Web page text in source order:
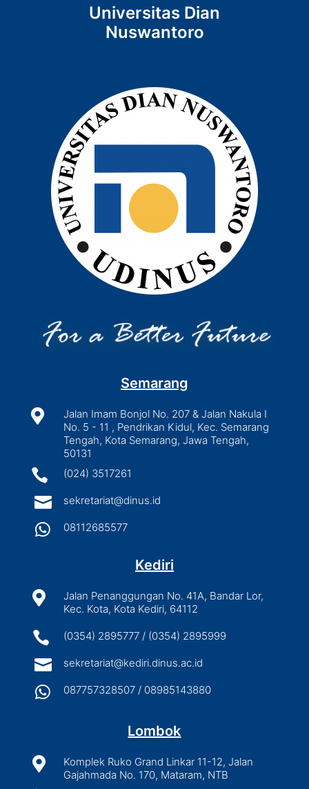
Universitas Dian
Nuswantoro
Semarang

Jalan Imam Bonjol No. 207 & Jalan Nakula I
No. 5 - 11 , Pendrikan Kidul, Kec. Semarang
Tengah, Kota Semarang, Jawa Tengah,
50131
 (024) 3517261
 sekretariat@dinus.id
 08112685577
Kediri

Jalan Penanggungan No. 41A, Bandar Lor,
Kec. Kota, Kota Kediri, 64112
 (0354) 2895777 / (0354) 2895999
 sekretariat@kediri.dinus.ac.id
 087757328507 / 08985143880
Lombok

Komplek Ruko Grand Linkar 11-12, Jalan
Gajahmada No. 170, Mataram, NTB